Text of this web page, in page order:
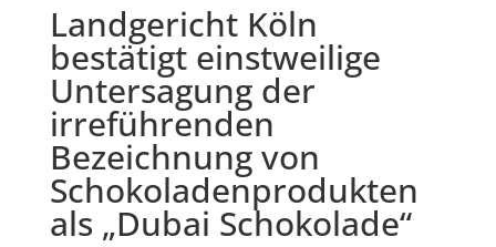
Landgericht Köln
bestätigt einstweilige
Untersagung der
irreführenden
Bezeichnung von
Schokoladenprodukten
als „Dubai Schokolade“